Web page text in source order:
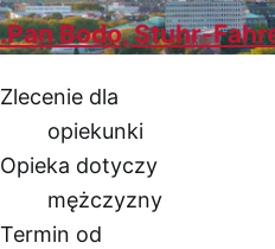
.Pan Bodo, Stuhr-
Zlecenie dla
opiekunki
Opieka dotyczy
mężczyzny
Termin od